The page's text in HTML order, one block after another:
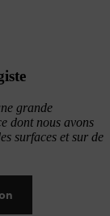
grande
dont nous avons
surfaces et sur de